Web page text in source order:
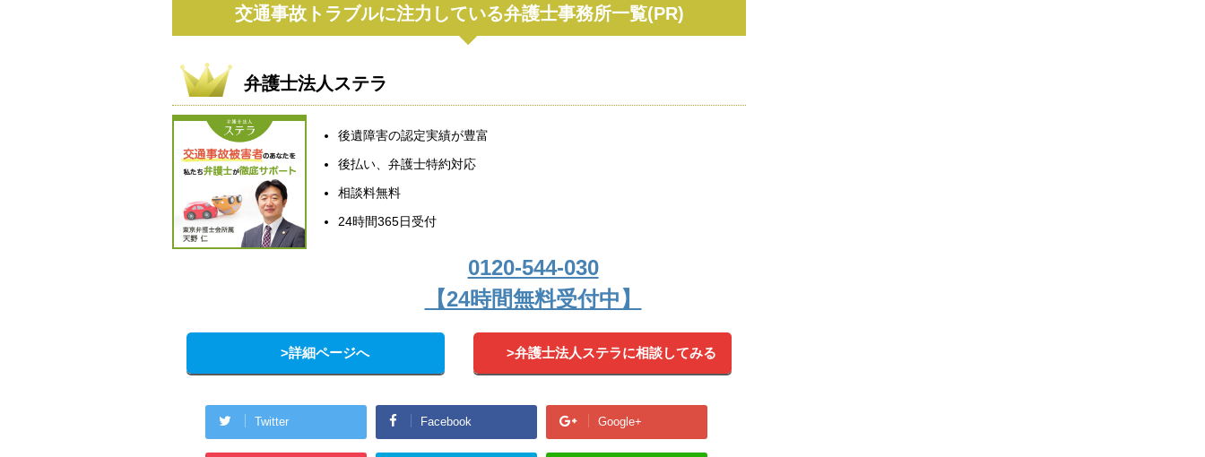
交通事故トラブルに注力している弁護士事務所一覧(PR)
弁護士法人ステラ
後遺障害の認定実績が豊富
後払い、弁護士特約対応
相談料無料
24時間365日受付
0120-544-030
【24時間無料受付中】
>詳細ページへ >弁護士法人ステラに相談してみる
Twitter Facebook Google+